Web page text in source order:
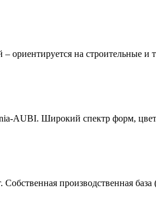
на строительные
AUBI. Широкий спектр форм,
производственная